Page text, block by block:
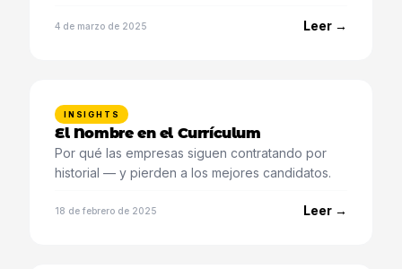
4 de marzo de 2025 Leer →
INSIGHTS
El Nombre en el Currículum
Por qué las empresas siguen contratando por
historial — y pierden a los mejores candidatos.
18 de febrero de 2025 Leer →